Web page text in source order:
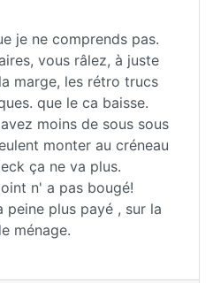
je ne comprends pas.
vous râlez, à juste
marge, les rétro trucs
que le ca baisse.
moins de sous sous
monter au créneau
ça ne va plus.
n' a pas bougé!
peine plus payé , sur la
ménage.